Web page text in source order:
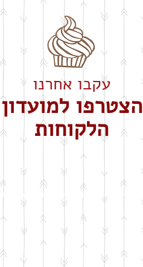
עקבו אחרנו
הצטרפו למועדון
הלקוחות